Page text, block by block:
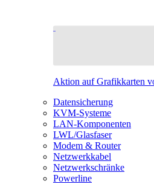
Aktion auf Grafikkarten
Datensicherung
KVM-Systeme
LAN-Komponenten
LWL/Glasfaser
Modem & Router
Netzwerkkabel
Netzwerkschränke
Powerline